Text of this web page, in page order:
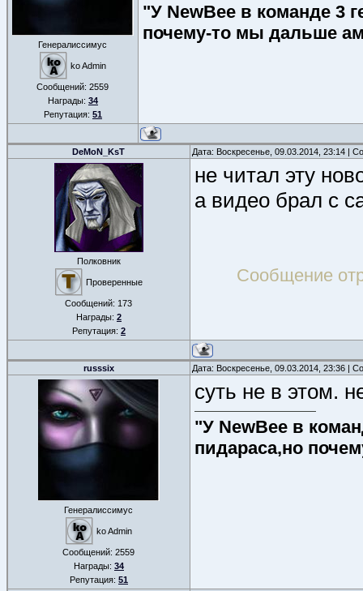
Генералиссимус
ko Admin
Сообщений:2559
Награды: 34
Репутация: 51
"У NewBee в команде 3
почему-то мы дальше
DeMoN_KsT Дата: Воскресенье, 09.03.2014, 23:14 |
Полковник
Проверенные
Сообщений: 173
Награды: 2
Репутация: 2
не читал эту
а видео брал с
Сообщение
russsix Дата: Воскресенье, 09.03.2014, 23:36 |
Генералиссимус
ko Admin
Сообщений:2559
Награды: 34
Репутация: 51
суть не в этом.
"У NewBee в
пидараса,но